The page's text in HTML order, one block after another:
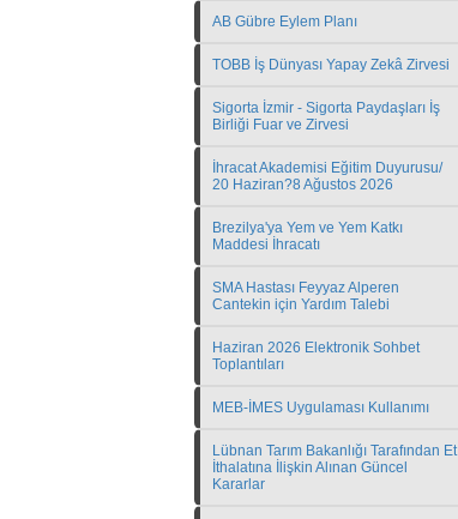
AB Gübre Eylem Planı
TOBB İş Dünyası Yapay Zekâ Zirvesi
Sigorta İzmir - Sigorta Paydaşları İş
Birliği Fuar ve Zirvesi
İhracat Akademisi Eğitim Duyurusu/
20 Haziran?8 Ağustos 2026
Brezilya'ya Yem ve Yem Katkı
Maddesi İhracatı
SMA Hastası Feyyaz Alperen
Cantekin için Yardım Talebi
Haziran 2026 Elektronik Sohbet
Toplantıları
MEB-İMES Uygulaması Kullanımı
Lübnan Tarım Bakanlığı Tarafından Et
İthalatına İlişkin Alınan Güncel
Kararlar